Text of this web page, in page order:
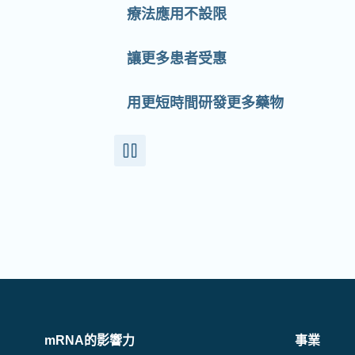
療法應用不設限
讓更多患者受惠
用更短時間研發更多藥物
mRNA的影響力 事業